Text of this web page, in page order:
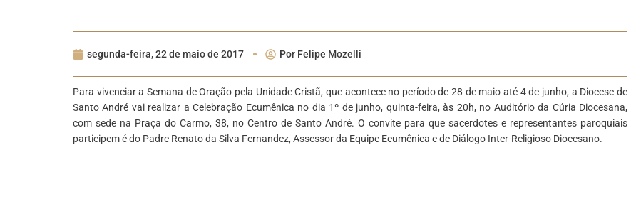
segunda-feira, 22 de maio de 2017 Por Felipe Mozelli
Para vivenciar a Semana de Oração pela Unidade Cristã, que acontece no período de 28 de maio até 4 de junho, a Diocese de
Santo André vai realizar a Celebração Ecumênica no dia 1º de junho, quinta-feira, às 20h, no Auditório da Cúria Diocesana,
com sede na Praça do Carmo, 38, no Centro de Santo André. O convite para que sacerdotes e representantes paroquiais
participem é do Padre Renato da Silva Fernandez, Assessor da Equipe Ecumênica e de Diálogo Inter-Religioso Diocesano.